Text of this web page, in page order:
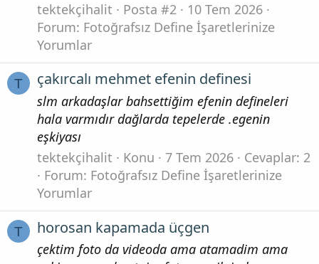
tektekçihalit
Posta #2
10 Tem 2026
Forum: Fotoğrafsız Define İşaretlerinize
Yorumlar
T çakırcalı mehmet efenin definesi
slm arkadaşlar bahsettiğim efenin defineleri
hala varmıdır dağlarda tepelerde .egenin
eşkiyası
tektekçihalit
Konu 7 Tem 2026
Cevaplar: 2
Forum: Fotoğrafsız Define İşaretlerinize
Yorumlar
T horosan kapamada üçgen
çektim foto da videoda ama atamadim ama